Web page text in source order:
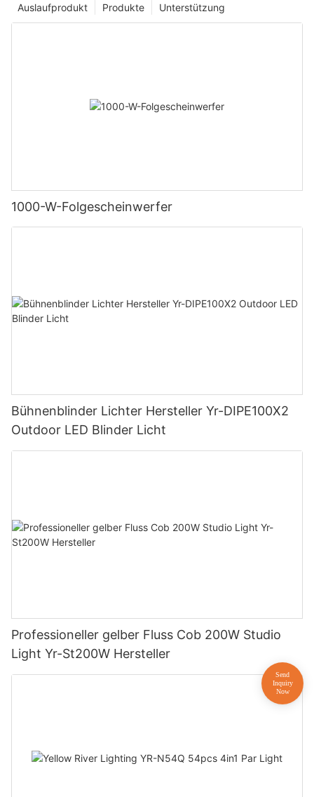
Unterstützung
Produkte
Auslaufprodukt
1000-W-Folgescheinwerfer
Bühnenblinder Lichter Hersteller Yr-DIPE100X2
Outdoor LED Blinder Licht
Professioneller gelber Fluss Cob 200W Studio
Light Yr-St200W Hersteller